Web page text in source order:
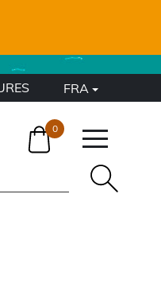
FRA
0